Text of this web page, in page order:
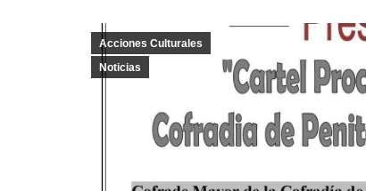
Acciones Culturales
Noticias